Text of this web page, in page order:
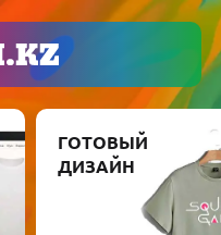
ГОТОВЫЙ
ДИЗАЙН